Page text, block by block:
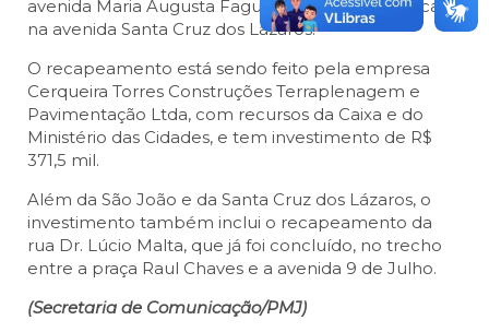
avenida Maria Augusta Fagundes Gomes, que fica
na avenida Santa Cruz dos Lázaros.
O recapeamento está sendo feito pela empresa
Cerqueira Torres Construções Terraplenagem e
Pavimentação Ltda, com recursos da Caixa e do
Ministério das Cidades, e tem investimento de R$
371,5 mil.
Além da São João e da Santa Cruz dos Lázaros, o
investimento também inclui o recapeamento da
rua Dr. Lúcio Malta, que já foi concluído, no trecho
entre a praça Raul Chaves e a avenida 9 de Julho.
(Secretaria de Comunicação/PMJ)